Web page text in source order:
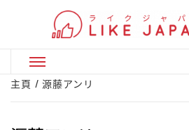
Primary
Menu
主頁 源藤アンリ